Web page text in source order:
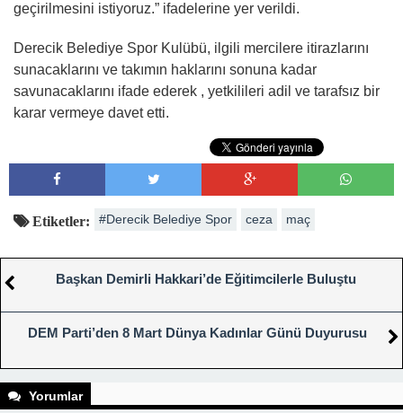
geçirilmesini istiyoruz.” ifadelerine yer verildi.
Derecik Belediye Spor Kulübü, ilgili mercilere itirazlarını
sunacaklarını ve takımın haklarını sonuna kadar
savunacaklarını ifade ederek , yetkilileri adil ve tarafsız bir
karar vermeye davet etti.
Etiketler: #Derecik Belediye Spor ceza maç
Başkan Demirli Hakkari’de Eğitimcilerle Buluştu
DEM Parti’den 8 Mart Dünya Kadınlar Günü Duyurusu
Yorumlar